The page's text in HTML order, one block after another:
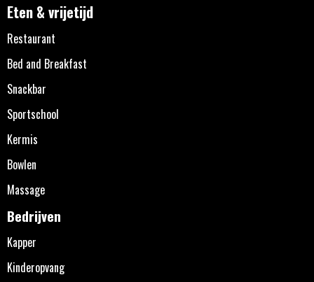
Eten & vrijetijd
Restaurant
Bed and Breakfast
Snackbar
Sportschool
Kermis
Bowlen
Massage
Bedrijven
Kapper
Kinderopvang